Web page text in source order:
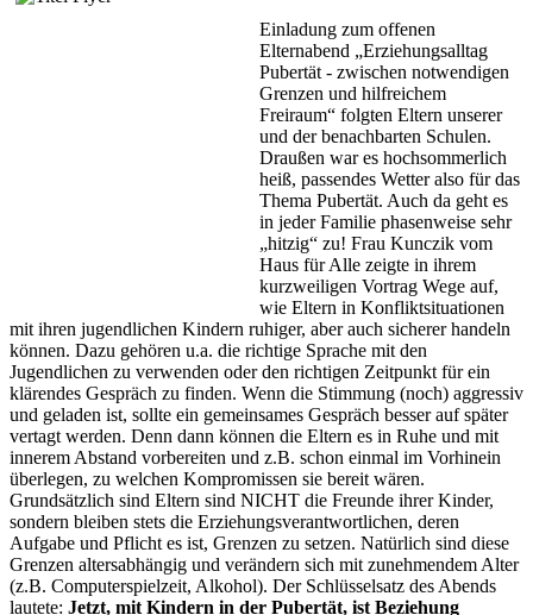
Einladung zum offenen
Elternabend „Erziehungsalltag
Pubertät - zwischen notwendigen
Grenzen und hilfreichem
Freiraum“ folgten Eltern unserer
und der benachbarten Schulen.
Draußen war es hochsommerlich
heiß, passendes Wetter also für das
Thema Pubertät. Auch da geht es
in jeder Familie phasenweise sehr
„hitzig“ zu! Frau Kunczik vom
Haus für Alle zeigte in ihrem
kurzweiligen Vortrag Wege auf,
wie Eltern in Konfliktsituationen
mit ihren jugendlichen Kindern ruhiger, aber auch sicherer handeln
können. Dazu gehören u.a. die richtige Sprache mit den
Jugendlichen zu verwenden oder den richtigen Zeitpunkt für ein
klärendes Gespräch zu finden. Wenn die Stimmung (noch) aggressiv
und geladen ist, sollte ein gemeinsames Gespräch besser auf später
vertagt werden. Denn dann können die Eltern es in Ruhe und mit
innerem Abstand vorbereiten und z.B. schon einmal im Vorhinein
überlegen, zu welchen Kompromissen sie bereit wären.
Grundsätzlich sind Eltern sind NICHT die Freunde ihrer Kinder,
sondern bleiben stets die Erziehungsverantwortlichen, deren
Aufgabe und Pflicht es ist, Grenzen zu setzen. Natürlich sind diese
Grenzen altersabhängig und verändern sich mit zunehmendem Alter
(z.B. Computerspielzeit, Alkohol). Der Schlüsselsatz des Abends
lautete: Jetzt, mit Kindern in der Pubertät, ist Beziehung